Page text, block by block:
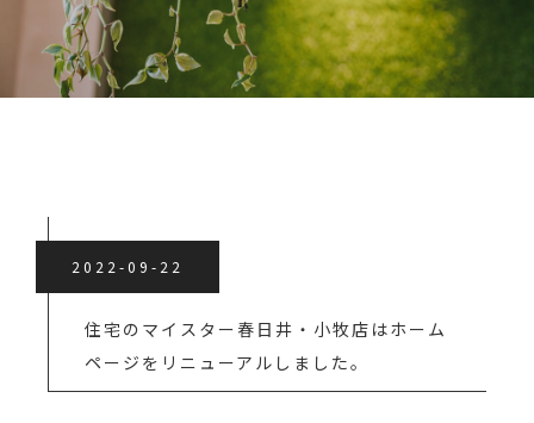
2022-09-22
住宅のマイスター春日井・小牧店はホーム
ページをリニューアルしました。